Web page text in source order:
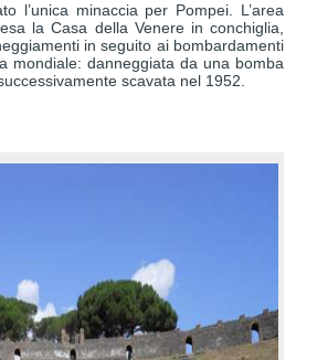
l’unica minaccia per Pompei. L’area
la Casa della Venere in conchiglia,
in seguito ai bombardamenti
mondiale: danneggiata da una bomba
scavata nel 1952.